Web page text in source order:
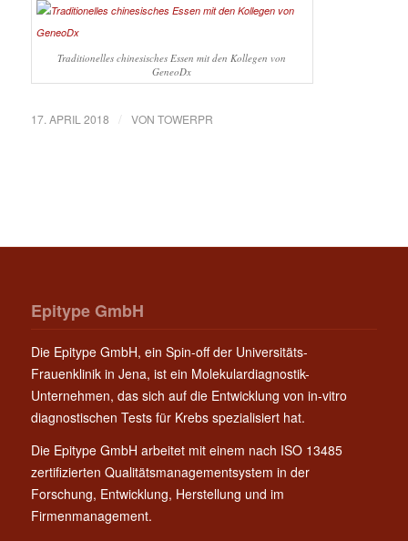
Traditionelles chinesisches Essen mit den Kollegen von
GeneoDx
17. APRIL 2018 / VON TOWERPR
Epitype GmbH
Die Epitype GmbH, ein Spin-off der Universitäts-
Frauenklinik in Jena, ist ein Molekulardiagnostik-
Unternehmen, das sich auf die Entwicklung von in-vitro
diagnostischen Tests für Krebs spezialisiert hat.
Die Epitype GmbH arbeitet mit einem nach ISO 13485
zertifizierten Qualitätsmanagementsystem in der
Forschung, Entwicklung, Herstellung und im
Firmenmanagement.